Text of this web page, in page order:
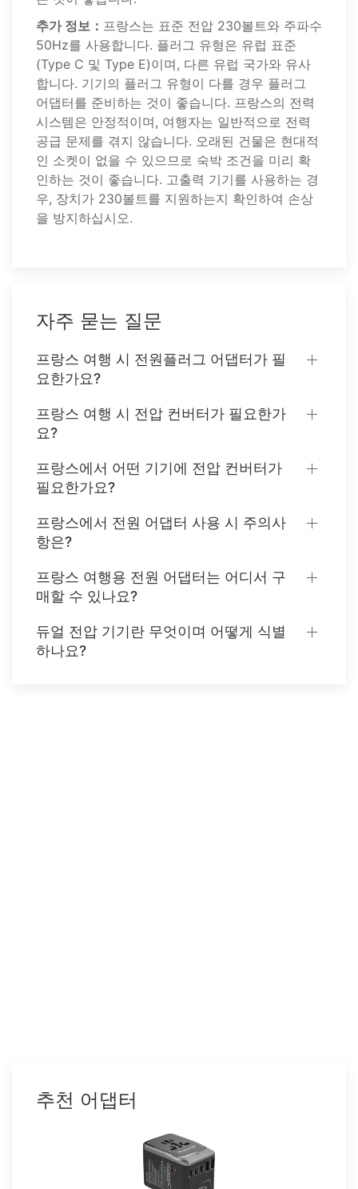
추가 정보： 프랑스는 표준 전압 230볼트와 주파수
50Hz를 사용합니다. 플러그 유형은 유럽 표준
(Type C 및 Type E)이며, 다른 유럽 국가와 유사
합니다. 기기의 플러그 유형이 다를 경우 플러그
어댑터를 준비하는 것이 좋습니다. 프랑스의 전력
시스템은 안정적이며, 여행자는 일반적으로 전력
공급 문제를 겪지 않습니다. 오래된 건물은 현대적
인 소켓이 없을 수 있으므로 숙박 조건을 미리 확
인하는 것이 좋습니다. 고출력 기기를 사용하는 경
우, 장치가 230볼트를 지원하는지 확인하여 손상
을 방지하십시오.
자주 묻는 질문
프랑스 여행 시 전원플러그 어댑터가 필
요한가요?
프랑스 여행 시 전압 컨버터가 필요한가
요?
프랑스에서 어떤 기기에 전압 컨버터가
필요한가요?
프랑스에서 전원 어댑터 사용 시 주의사
항은?
프랑스 여행용 전원 어댑터는 어디서 구
매할 수 있나요?
듀얼 전압 기기란 무엇이며 어떻게 식별
하나요?
추천 어댑터